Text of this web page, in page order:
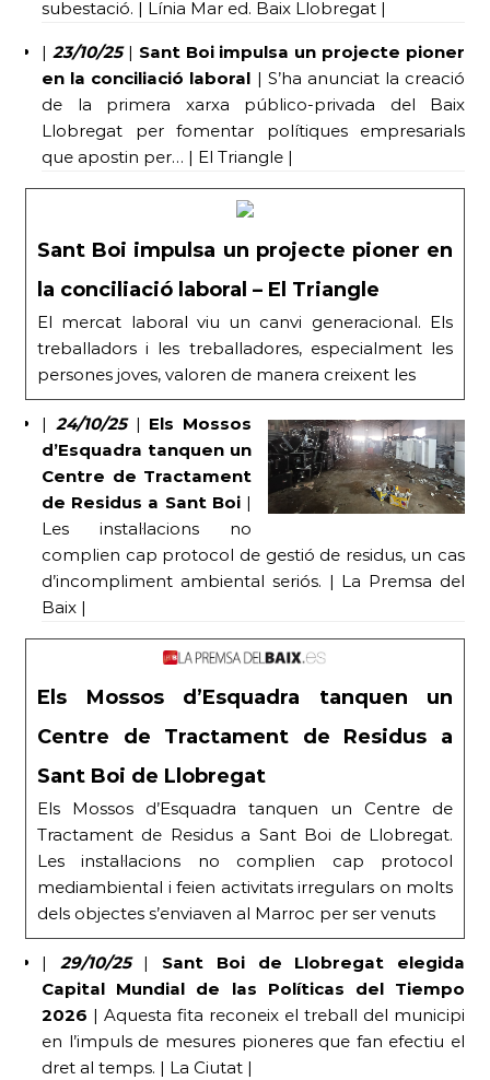
subestació. | Línia Mar ed. Baix Llobregat |
| 23/10/25| Sant Boi impulsa un projecte pioner
en la conciliació laboral | S’ha anunciat la creació
de la primera xarxa público-privada del Baix
Llobregat per fomentar polítiques empresarials
que apostin per… | El Triangle |
Sant Boi impulsa un projecte pioner en
la conciliació laboral – El Triangle
El mercat laboral viu un canvi generacional. Els
treballadors i les treballadores, especialment les
persones joves, valoren de manera creixent les
| 24/10/25 | Els Mossos
d’Esquadra tanquen un
Centre de Tractament
de Residus a Sant Boi|
Les instal·lacions no
complien cap protocol de gestió de residus, un cas
d’incompliment ambiental seriós. | La Premsa del
Baix |
Els Mossos d’Esquadra tanquen un
Centre de Tractament de Residus a
Sant Boi de Llobregat
Els Mossos d’Esquadra tanquen un Centre de
Tractament de Residus a Sant Boi de Llobregat.
Les instal·lacions no complien cap protocol
mediambiental i feien activitats irregulars on molts
dels objectes s’enviaven al Marroc per ser venuts
| 29/10/25| Sant Boi de Llobregat elegida
Capital Mundial de las Políticas del Tiempo
2026 | Aquesta fita reconeix el treball del municipi
en l’impuls de mesures pioneres que fan efectiu el
dret al temps. | La Ciutat |